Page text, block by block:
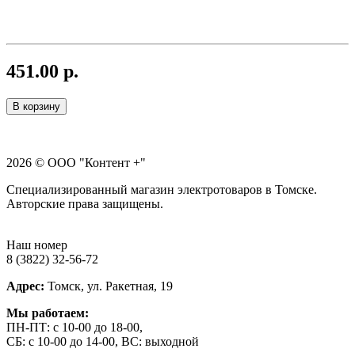
451.00 р.
В корзину
2026 © ООО "Контент +"
Специализированный магазин электротоваров в Томске.
Авторские права защищены.
Наш номер
8 (3822) 32-56-72
Адрес: Томск, ул. Ракетная, 19
Мы работаем:
ПН-ПТ: с 10-00 до 18-00,
СБ: с 10-00 до 14-00, ВС: выходной